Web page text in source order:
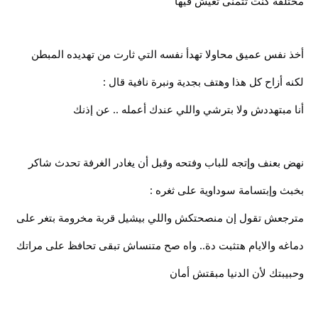
أخذ نفس عميق محاولا تهدأ نفسه التي ثارت من تهديده المبطن
لكنه أزاح كل هذا وهتف بجدية ونبرة نافية قال :
أنا مبتهددش ولا بترشي واللي عندك أعمله .. عن إذنك
نهض بعنف وإتجه للباب وفتحه وقبل أن يغادر الغرفة تحدث شاكر
بخبث وإبتسامة سوداوية على ثغره :
مترجعش تقول إن منصحتكش واللي بيشيل قربة مخرومة بتغر على
دماغه والايام هتثبت دة.. واه صح متنساش تبقى تحافظ على مراتك
وحبيبتك لأن الدنيا مبقتش أمان